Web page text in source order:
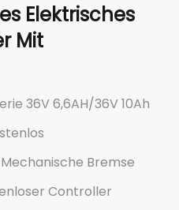
Elektrisches
Mit
36V 6,6AH/36V 10Ah
Bremse
Controller